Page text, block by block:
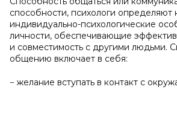
способности, психологи определяют
индивидуально-психологические
личности, обеспечивающие
и совместимость с другими людьми.
общению включает в себя:
− желание вступать в контакт с